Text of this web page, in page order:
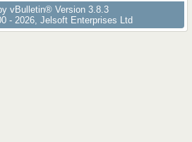
vBulletin® Version 3.8.3
- 2026, Jelsoft Enterprises Ltd.